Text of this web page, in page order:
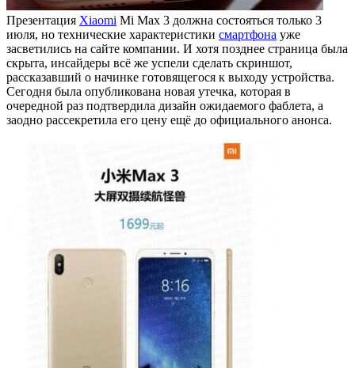
Презентация Xiaomi Mi Max 3 должна состояться только 3
июля, но технические характеристики смартфона уже
засветились на сайте компании. И хотя позднее страница была
скрыта, инсайдеры всё же успели сделать скриншот,
рассказавший о начинке готовящегося к выходу устройства.
Сегодня была опубликована новая утечка, которая в
очередной раз подтвердила дизайн ожидаемого фаблета, а
заодно рассекретила его цену ещё до официального анонса.